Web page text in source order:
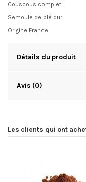
Couscous complet
Semoule de blé dur.
Origine France
Détails du produit
Avis (0)
Les clients qui ont